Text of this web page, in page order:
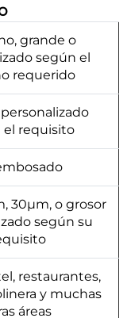
grande o
según el
requerido
el requisito
30μm, o grosor
según su
restaurantes,
y muchas
áreas